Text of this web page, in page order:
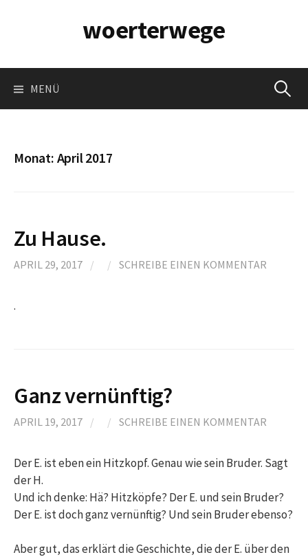
woerterwege
MENÜ Suchen
Monat: April 2017
Zu Hause.
APRIL 29, 2017 / / SCHREIBE EINEN KOMMENTAR
.
Ganz vernünftig?
APRIL 19, 2017 / / SCHREIBE EINEN KOMMENTAR
Der E. ist eben ein Hitzkopf. Genau wie sein Bruder. Sagt
der H.
Und ich denke: Hä? Hitzköpfe? Der E. und sein Bruder?
Der E. ist doch ganz vernünftig? Und sein Bruder ebenso?
Aber gut, das erklärt die Geschichte, die der E. über den